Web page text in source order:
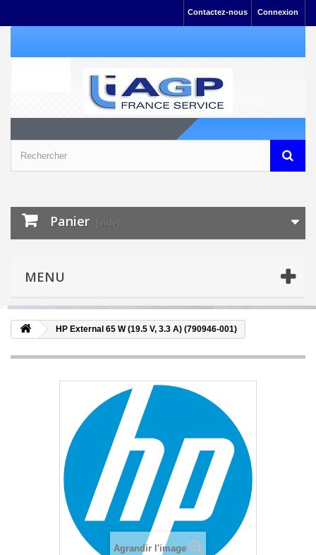
Connexion
Contactez-nous
Panier (vide)
MENU
HP External 65 W (19.5 V, 3.3 A) (790946-001)
Agrandir l'image